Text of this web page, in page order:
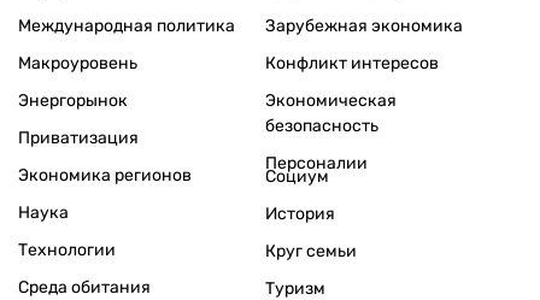
Международная политика
Макроуровень
Энергорынок
Приватизация
Экономика регионов
Зарубежная экономика
Конфликт интересов
Экономическая
безопасность
Персоналии
Наука
Технологии
Среда обитания
Социум
История
Круг семьи
Туризм